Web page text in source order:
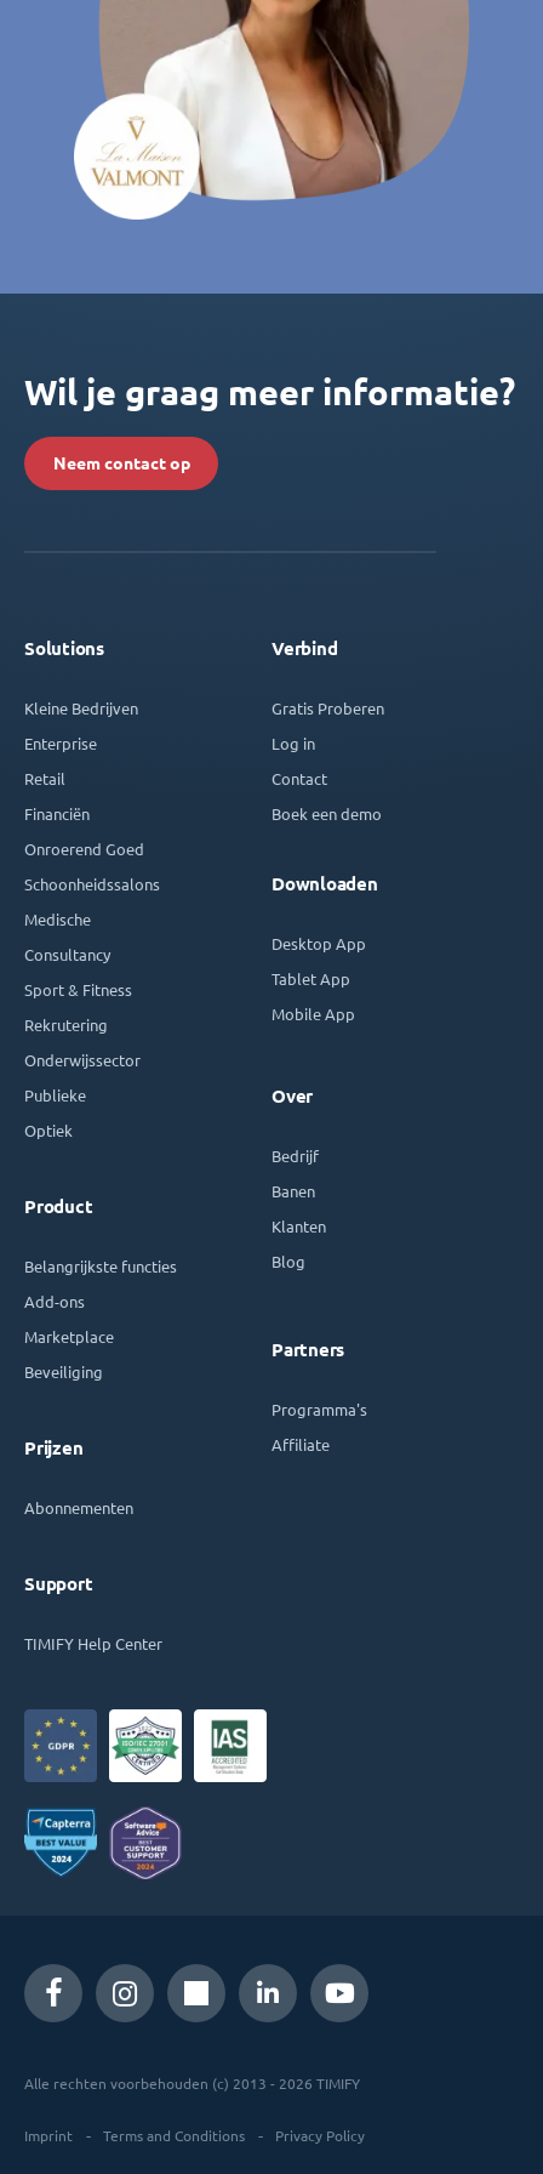
Wil je graag meer informatie?
Neem contact op
Solutions
Kleine Bedrijven
Enterprise
Retail
Financiën
Onroerend Goed
Schoonheidssalons
Medische
Consultancy
Sport & Fitness
Rekrutering
Onderwijssector
Publieke
Optiek
Product
Belangrijkste functies
Add-ons
Marketplace
Beveiliging
Prijzen
Abonnementen
Support
TIMIFY Help Center
Verbind
Gratis Proberen
Log in
Contact
Boek een demo
Downloaden
Desktop App
Tablet App
Mobile App
Over
Bedrijf
Banen
Klanten
Blog
Partners
Programma's
Affiliate
Alle rechten voorbehouden (c) 2013 - 2026 TIMIFY
Imprint Terms and Conditions Privacy Policy